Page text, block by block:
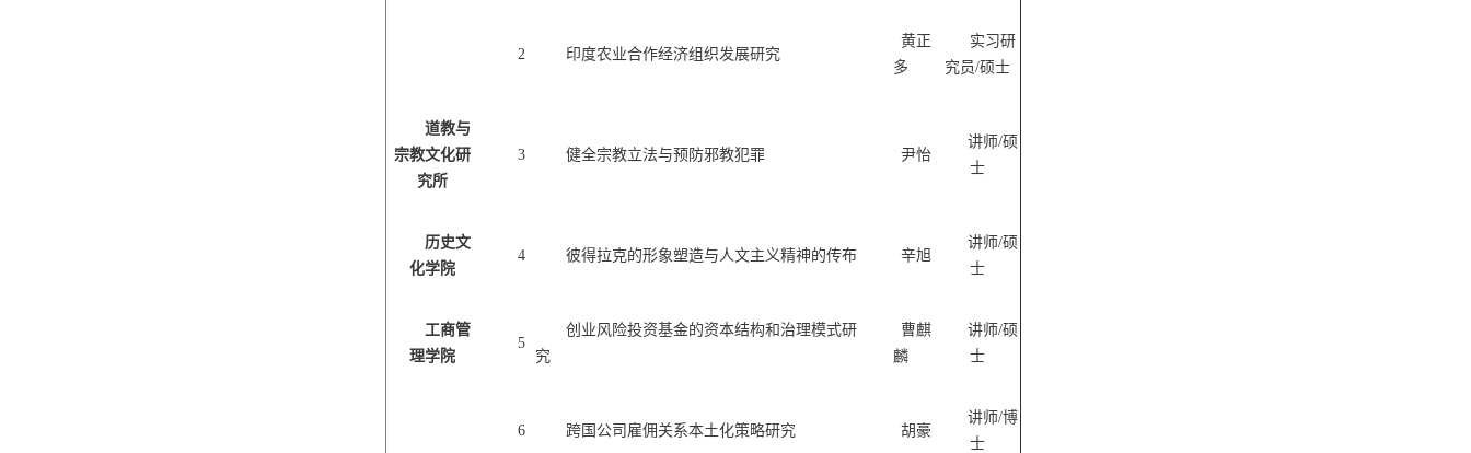
2 印度农业合作经济组织发展研究
黄正
多
实习研
究员/硕士
道教与
宗教文化研
究所
3 健全宗教立法与预防邪教犯罪 尹怡
讲师/硕
士
历史文
化学院
4 彼得拉克的形象塑造与人文主义精神的传布 辛旭
讲师/硕
士
工商管
理学院
5
创业风险投资基金的资本结构和治理模式研
究
曹麒
麟
讲师/硕
士
6 跨国公司雇佣关系本土化策略研究 胡豪
讲师/博
士